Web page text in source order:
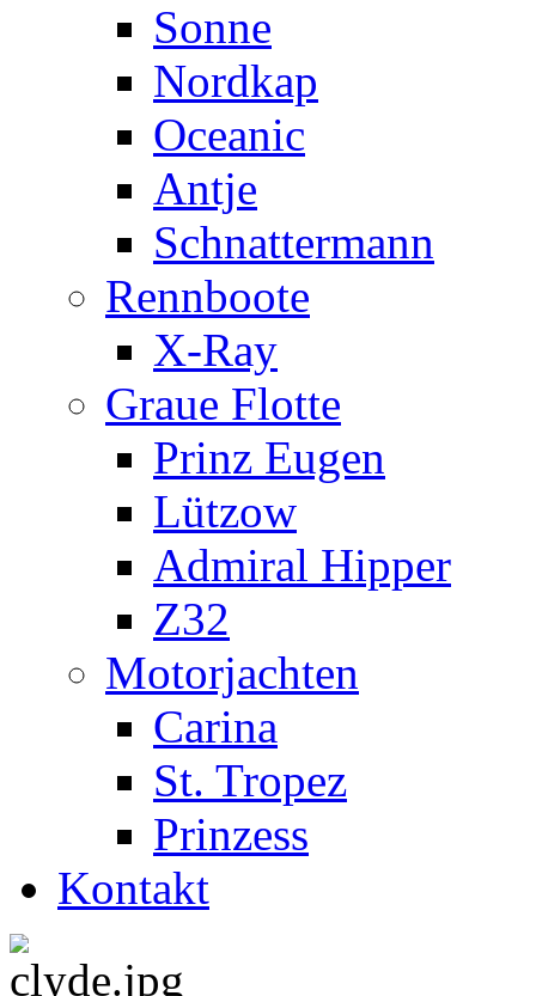
Sonne
Nordkap
Oceanic
Antje
Schnattermann
Rennboote
X-Ray
Graue Flotte
Prinz Eugen
Lützow
Admiral Hipper
Z32
Motorjachten
Carina
St. Tropez
Prinzess
Kontakt